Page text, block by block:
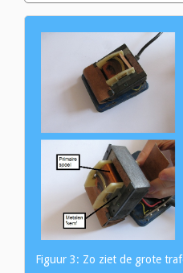
Figuur 3: Zo ziet de grote